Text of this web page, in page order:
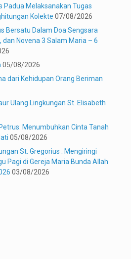
Padua Melaksanakan Tugas
Kolekte 07/08/2026
Bersatu Dalam Doa Sengsara
dan Novena 3 Salam Maria – 6
05/08/2026
dari Kehidupan Orang Beriman
Ulang Lingkungan St. Elisabeth
Menumbuhkan Cinta Tanah
05/08/2026
St. Gregorius : Mengiringi
Pagi di Gereja Maria Bunda Allah
03/08/2026